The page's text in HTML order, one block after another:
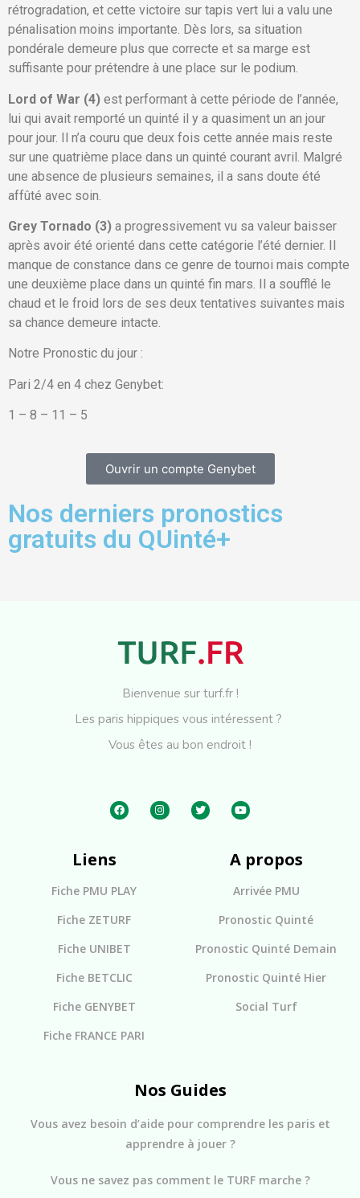
rétrogradation, et cette victoire sur tapis vert lui a valu une
pénalisation moins importante. Dès lors, sa situation
pondérale demeure plus que correcte et sa marge est
suffisante pour prétendre à une place sur le podium.
Lord of War (4) est performant à cette période de l’année,
lui qui avait remporté un quinté il y a quasiment un an jour
pour jour. Il n’a couru que deux fois cette année mais reste
sur une quatrième place dans un quinté courant avril. Malgré
une absence de plusieurs semaines, il a sans doute été
affûté avec soin.
Grey Tornado (3) a progressivement vu sa valeur baisser
après avoir été orienté dans cette catégorie l’été dernier. Il
manque de constance dans ce genre de tournoi mais compte
une deuxième place dans un quinté fin mars. Il a soufflé le
chaud et le froid lors de ses deux tentatives suivantes mais
sa chance demeure intacte.
Notre Pronostic du jour :
Pari 2/4 en 4 chez Genybet:
1 – 8 – 11 – 5
Ouvrir un compte Genybet
Nos derniers pronostics
gratuits du QUinté+
Bienvenue sur turf.fr !
Les paris hippiques vous intéressent ?
Vous êtes au bon endroit !
Liens
Fiche PMU PLAY
Fiche ZETURF
Fiche UNIBET
Fiche BETCLIC
Fiche GENYBET
Fiche FRANCE PARI
A propos
Arrivée PMU
Pronostic Quinté
Pronostic Quinté Demain
Pronostic Quinté Hier
Social Turf
Nos Guides
Vous avez besoin d’aide pour comprendre les paris et
apprendre à jouer ?
Vous ne savez pas comment le TURF marche ?